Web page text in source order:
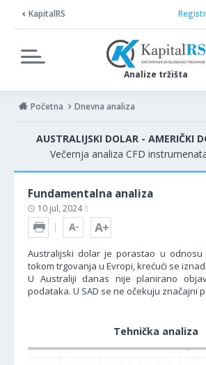
KapitalRS
Analize tržišta
Početna Dnevna analiza
AUSTRALIJSKI DOLAR - AMERIČKI
Večernja analiza CFD
Fundamentalna analiza
10 jul, 2024
Australijski dolar je porastao u
tokom trgovanja u Evropi, krećući se iznad
U Australiji danas nije planirano
podataka. U SAD se ne očekuju značajni
Tehnička analiza